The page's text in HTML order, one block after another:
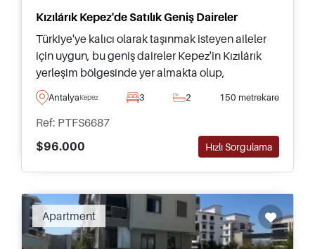
Kızılárık Kepez'de Satılık Geniş Daireler
Türkiye'ye kalıcı olarak taşınmak isteyen aileler
için uygun, bu geniş daireler Kepez'in Kızılárık
yerleşim bölgesinde yer almakta olup,
olanaklara ve toplu taşımaya sadece birkaç
dakika mesafededir.
AntalyaKepez 3 2 150 metrekare
Ref: PTFS6687
$96.000
Hızlı Sorgulama
Apartment